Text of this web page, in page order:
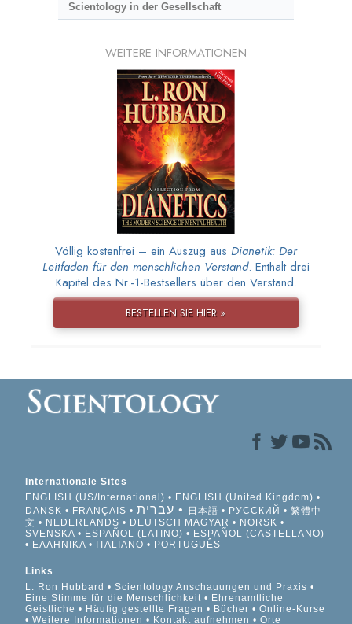
Scientology in der Gesellschaft
WEITERE INFORMATIONEN
Völlig kostenfrei – ein Auszug aus Dianetik: Der
Leitfaden für den menschlichen Verstand. Enthält drei
Kapitel des Nr.-1-Bestsellers über den Verstand.
BESTELLEN SIE HIER »
Internationale Sites
ENGLISH (US/International)
ENGLISH (United Kingdom)
DANSK
FRANÇAIS עברית 日本語 РУССКИЙ
繁體中
文
NEDERLANDS DEUTSCH MAGYAR
NORSK
SVENSKA
ESPAÑOL (LATINO)
ESPAÑOL (CASTELLANO)
ΕΛΛΗΝΙΚA
ITALIANO PORTUGUÊS
Links
L. Ron Hubbard
Scientology Anschauungen und Praxis
Eine Stimme für die Menschlichkeit
Ehrenamtliche
Geistliche
Häufig gestellte Fragen Bücher
Online-Kurse
Weitere Informationen
Kontakt aufnehmen Orte